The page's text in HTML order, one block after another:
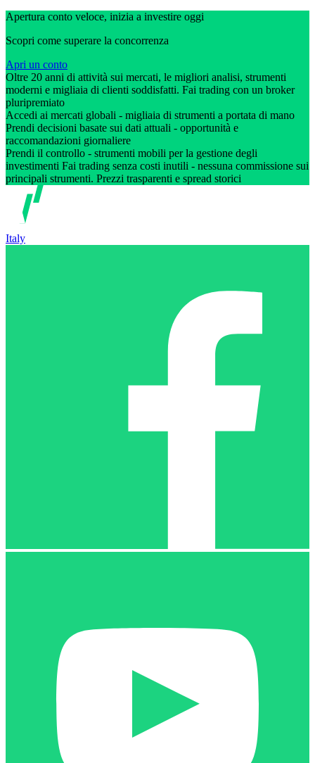
Apertura conto veloce, inizia a investire oggi
Scopri come superare la concorrenza
Apri un conto
Oltre 20 anni di attività sui mercati, le migliori analisi, strumenti
moderni e migliaia di clienti soddisfatti. Fai trading con un broker
pluripremiato
Accedi ai mercati globali - migliaia di strumenti a portata di mano
Prendi decisioni basate sui dati attuali - opportunità e
raccomandazioni giornaliere
Prendi il controllo - strumenti mobili per la gestione degli
investimenti Fai trading senza costi inutili - nessuna commissione sui
principali strumenti. Prezzi trasparenti e spread storici
Italy